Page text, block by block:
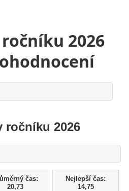
2026
ročníku 2026
čas:
20,73
Nejlepší čas:
14,75